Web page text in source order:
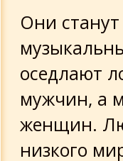
Они
оседлают
мужчин, а
женщин.
низкого